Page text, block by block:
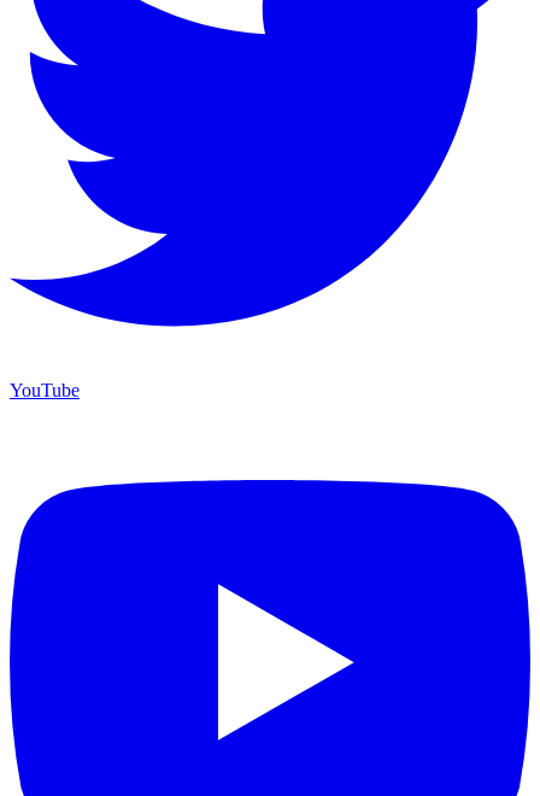
YouTube